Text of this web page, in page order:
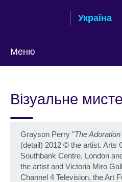
Україна
Меню
language
Візуальне
Grayson Perry "The
(detail) 2012 © the artist. Arts
Southbank Centre, London
the artist and Victoria Miro
Channel 4 Television, the Art